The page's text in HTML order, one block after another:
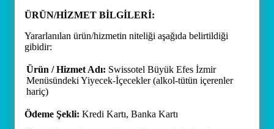
ÜRÜN/HİZMET BİLGİLERİ:
Yararlanılan ürün/hizmetin niteliği aşağıda belirtildiği
gibidir:
Ürün / Hizmet Adı: Swissotel Büyük Efes İzmir
Menüsündeki Yiyecek-İçecekler (alkol-tütün içerenler
hariç)
Ödeme Şekli: Kredi Kartı, Banka Kartı